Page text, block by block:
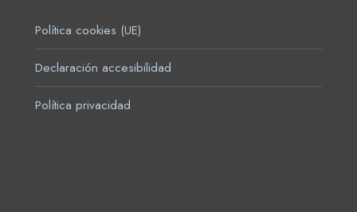
Política cookies (UE)
Declaración accesibilidad
Política privacidad